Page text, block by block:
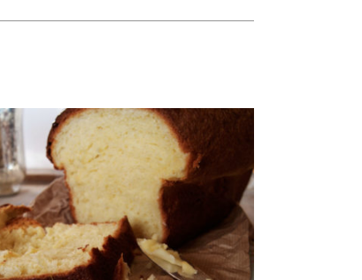
Brioche extra fine